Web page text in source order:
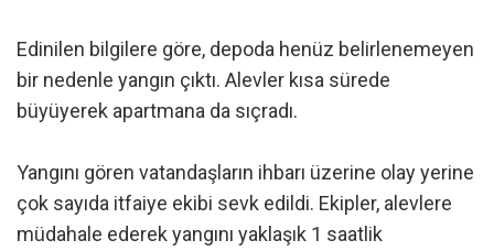
Edinilen bilgilere göre, depoda henüz belirlenemeyen
bir nedenle yangın çıktı. Alevler kısa sürede
büyüyerek apartmana da sıçradı.
Yangını gören vatandaşların ihbarı üzerine olay yerine
çok sayıda itfaiye ekibi sevk edildi. Ekipler, alevlere
müdahale ederek yangını yaklaşık 1 saatlik